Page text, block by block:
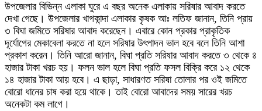
উপজেলার বিভিন্ন এলাকা ঘুরে এ বছর অনেক এলাকায় সরিষার আবাদ করতে
দেখা গেছে। উপজেলার খাগকান্দা এলাকার কৃষক আঃ লতিফ জানান, তিনি প্রায়
৩ বিঘা জমিতে সরিষার আবাদ করেছেন। এবারে কোন প্রকার প্রাকৃতিক
দূর্যোগের মেকাবেলা করতে না হলে সরিষার উৎপাদন ভাল হবে বলে তিনি আশা
প্রকাশ করেন। তিনি আরো জানান, বিঘা প্রতি সরিষার আবাদ করতে ৩ থেকে ৪
হাজার টাকা খরচ হয়। ফলন ভাল হলে বিঘা প্রতি ফসল বিক্রি করে ১২ থেকে
১৪ হাজার টাকা আয় হবে। এ ছাড়া, সাধারণত সরিষা তোলার পর ওই জমিতে
বোরো ধানের চাষ করা হয়ে থাকে। তাই বোরো আবাদের সময় সারের খরচ
অনেকটা কম লাগে।